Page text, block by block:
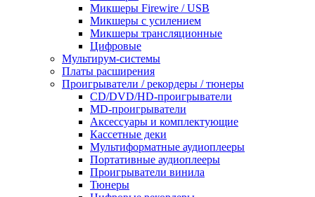
Микшеры Firewire / USB
Микшеры с усилением
Микшеры трансляционные
Цифровые
Мультирум-системы
Платы расширения
Проигрыватели / рекордеры / тюнеры
CD/DVD/HD-проигрыватели
MD-проигрыватели
Аксессуары и комплектующие
Кассетные деки
Мультиформатные аудиоплееры
Портативные аудиоплееры
Проигрыватели винила
Тюнеры